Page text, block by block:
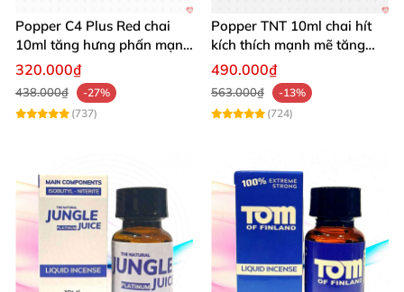
Popper C4 Plus Red chai
10ml tăng hưng phấn mạnh
mẽ kích thích
320.000₫
438.000₫
-27%
(737)
Popper TNT 10ml chai hít
kích thích mạnh mẽ tăng
cảm giác
490.000₫
563.000₫
-13%
(724)